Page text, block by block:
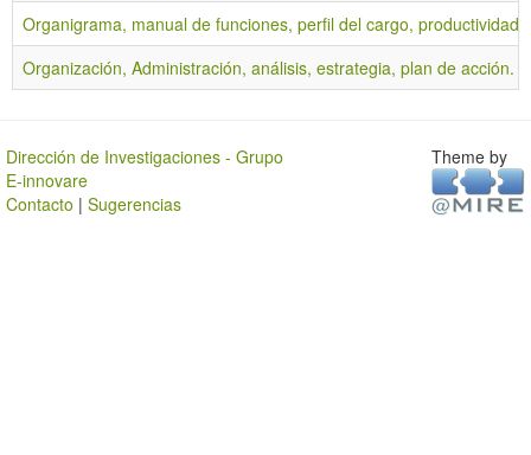
Organigrama, manual de funciones, perfil del cargo,
Organización, Administración, análisis, estrategia, plan de acción.
Dirección de Investigaciones - Grupo
E-innovare
Contacto | Sugerencias
Theme by